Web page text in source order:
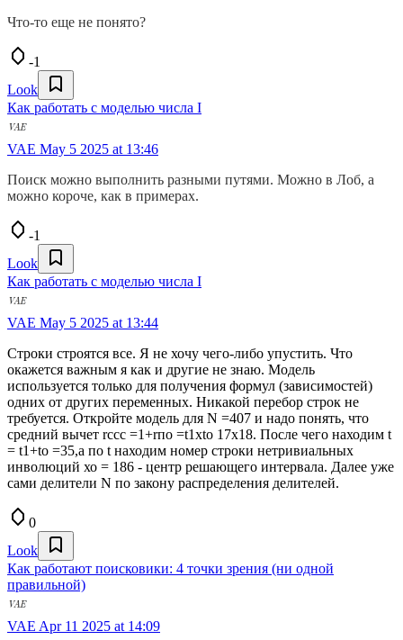
Что-то еще не понято?
-1
Look
Как работать с моделью числа I
VAE May 5 2025 at 13:46
Поиск можно выполнить разными путями. Можно в Лоб, а
можно короче, как в примерах.
-1
Look
Как работать с моделью числа I
VAE May 5 2025 at 13:44
Строки строятся все. Я не хочу чего-либо упустить. Что
окажется важным я как и другие не знаю. Модель
используется только для получения формул (зависимостей)
одних от других переменных. Никакой перебор строк не
требуется. Откройте модель для N =407 и надо понять, что
средний вычет rccc =1+rпо =t1хtо 17x18. После чего находим t
= t1+tо =35,а по t находим номер строки нетривиальных
инволюций хо = 186 - центр решающего интервала. Далее уже
сами делители N по закону распределения делителей.
0
Look
Как работают поисковики: 4 точки зрения (ни одной
правильной)
VAE Apr 11 2025 at 14:09